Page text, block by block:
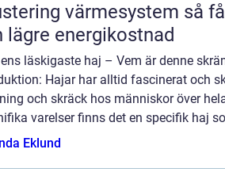
värmesystem så får du jämn värme
lägre energikostnad
läskigaste haj – Vem är denne
Hajar har alltid fascinerat och
och skräck hos människor över
varelser finns det en specifik haj
Eklund